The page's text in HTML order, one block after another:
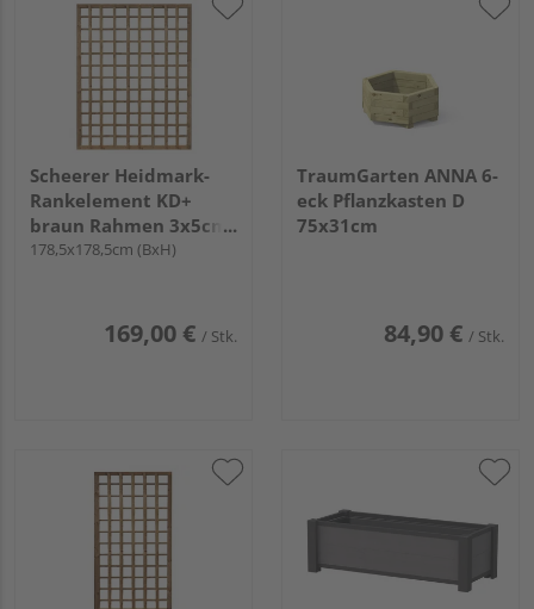
Scheerer Heidmark-
Rankelement KD+
braun Rahmen 3x5cm,
Gitter 15x15cm, Fichte
178,5x178,5cm (BxH)
169,00 € / Stk.
TraumGarten ANNA 6-
eck Pflanzkasten D
75x31cm
84,90 € / Stk.